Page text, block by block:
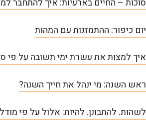
יום כיפור: ההתמזגות עם המהות
איך למצות את עשרת ימי תשובה על פי
ראש השנה: מי ינהל את חייך השנה?
לשהות. להתבונן. להיות: אלול על פי